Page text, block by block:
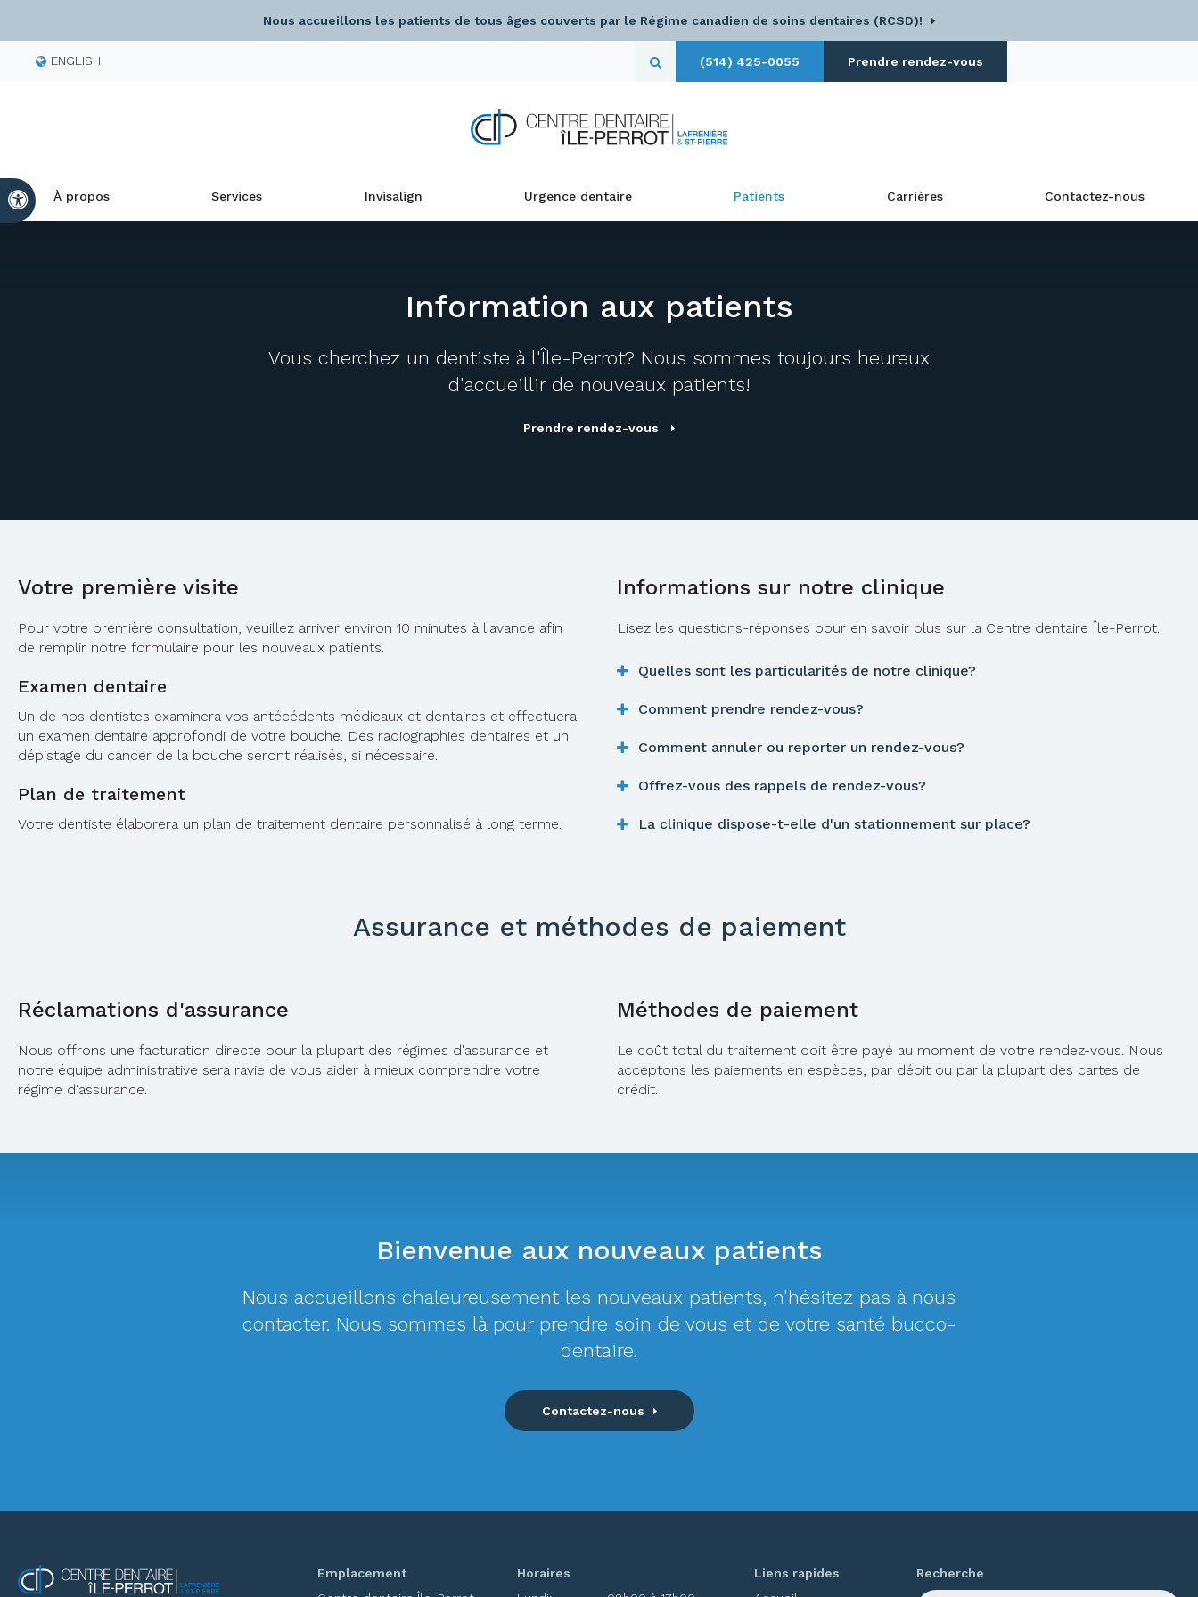
Version accessible
Nous accueillons les patients de tous âges couverts par le Régime canadien de soins dentaires (RCSD)!
ENGLISH Ouvrir le champ de recherche
(514) 425-0055 Prendre rendez-vous
À propos Services Invisalign Urgence dentaire Patients Carrières Contactez-nous
Information aux patients
Vous cherchez un dentiste à l'Île-Perrot? Nous sommes toujours heureux
d'accueillir de nouveaux patients!
Prendre rendez-vous
Votre première visite
Pour votre première consultation, veuillez arriver environ 10 minutes à l'avance afin
de remplir notre formulaire pour les nouveaux patients.
Examen dentaire
Un de nos dentistes examinera vos antécédents médicaux et dentaires et effectuera
un examen dentaire approfondi de votre bouche. Des radiographies dentaires et un
dépistage du cancer de la bouche seront réalisés, si nécessaire.
Plan de traitement
Votre dentiste élaborera un plan de traitement dentaire personnalisé à long terme.
Informations sur notre clinique
Lisez les questions-réponses pour en savoir plus sur la Centre dentaire Île-Perrot.
Quelles sont les particularités de notre clinique?
Comment prendre rendez-vous?
Comment annuler ou reporter un rendez-vous?
Offrez-vous des rappels de rendez-vous?
La clinique dispose-t-elle d'un stationnement sur place?
Assurance et méthodes de paiement
Réclamations d'assurance
Nous offrons une facturation directe pour la plupart des régimes d'assurance et
notre équipe administrative sera ravie de vous aider à mieux comprendre votre
régime d'assurance.
Méthodes de paiement
Le coût total du traitement doit être payé au moment de votre rendez-vous. Nous
acceptons les paiements en espèces, par débit ou par la plupart des cartes de
crédit.
Bienvenue aux nouveaux patients
Nous accueillons chaleureusement les nouveaux patients, n'hésitez pas à nous
contacter. Nous sommes là pour prendre soin de vous et de votre santé bucco-
dentaire.
Contactez-nous
Emplacement
Horaires
Liens rapides
Recherche